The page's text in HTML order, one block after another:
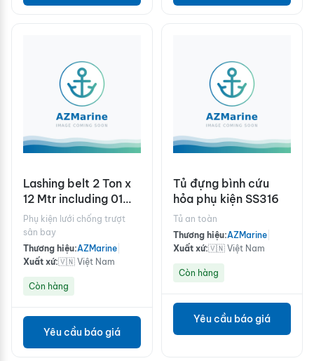
Lashing belt 2 Ton x
12 Mtr including 01
buckle & 02 J hook
Phụ kiện lưới chống trượt
sân bay
Thương hiệu:AZMarine
Xuất xứ:🇻🇳 Việt Nam
Còn hàng
Yêu cầu báo giá
Tủ đựng bình cứu
hỏa phụ kiện SS316
Tủ an toàn
Thương hiệu:AZMarine
Xuất xứ:🇻🇳 Việt Nam
Còn hàng
Yêu cầu báo giá